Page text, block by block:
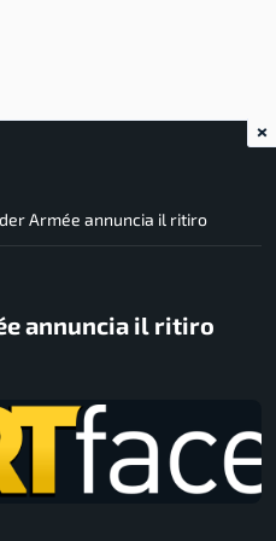
Armée annuncia il ritiro
annuncia il ritiro
×